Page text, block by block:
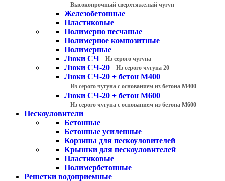
Высокопрочный сверхтяжелый чугун
Железобетонные
Пластиковые
Полимерно песчаные
Полимерное композитные
Полимерные
Люки СЧ
Из серого чугуна
Люки СЧ-20 Из серого чугуна 20
Люки СЧ-20 + бетон М400
Из серого чугуна с основанием из бетона М400
Люки СЧ-20 + бетон М600
Из серого чугуна с основанием из бетона М600
Пескоуловители
Бетонные
Бетонные усиленные
Корзины для пескоуловителей
Крышки для пескоуловителей
Пластиковые
Полимербетонные
Решетки водоприемные